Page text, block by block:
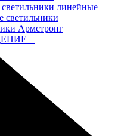
линейные
светильники
Армстронг
+